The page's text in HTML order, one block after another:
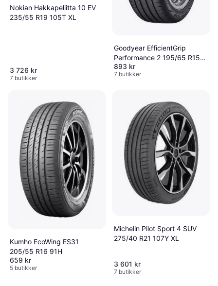
Nokian Hakkapeliitta 10 EV
235/55 R19 105T XL
3 726 kr
7 butikker
Goodyear EfficientGrip
Performance 2 195/65 R15
91H
893 kr
7 butikker
Kumho EcoWing ES31
205/55 R16 91H
659 kr
5 butikker
Michelin Pilot Sport 4 SUV
275/40 R21 107Y XL
3 601 kr
7 butikker